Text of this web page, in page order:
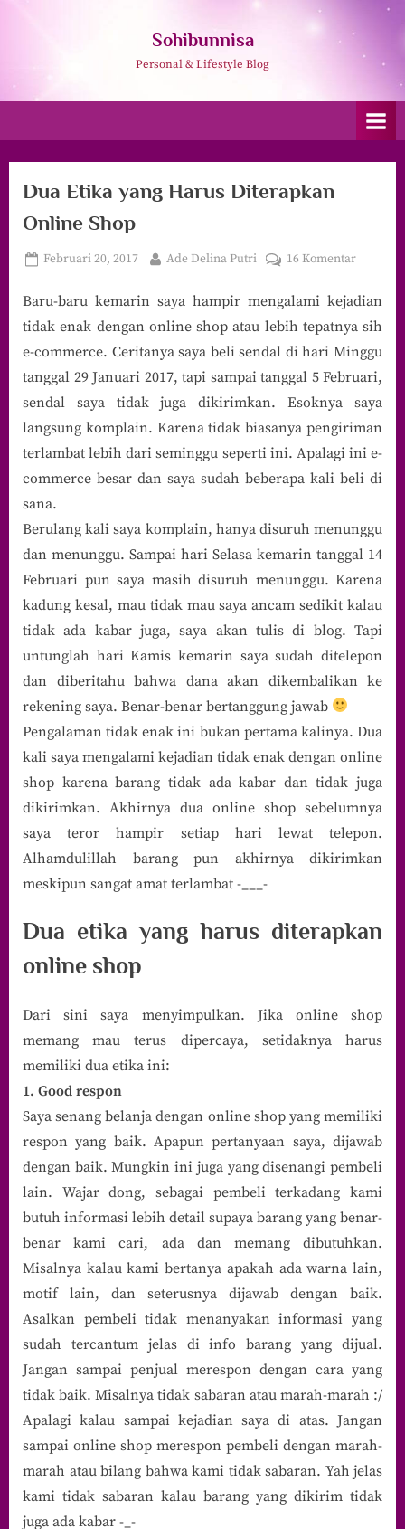
Sohibunnisa
Personal & Lifestyle Blog
Dua Etika yang Harus Diterapkan
Online Shop
Posted
Februari 20, 2017 By
Ade Delina Putri 16 Komentarpada
Etika
yang
Online
Shop
Baru-baru kemarin saya hampir mengalami kejadian
tidak enak dengan online shop atau lebih tepatnya sih
e-commerce. Ceritanya saya beli sendal di hari Minggu
tanggal 29 Januari 2017, tapi sampai tanggal 5 Februari,
sendal saya tidak juga dikirimkan. Esoknya saya
langsung komplain. Karena tidak biasanya pengiriman
terlambat lebih dari seminggu seperti ini. Apalagi ini e-
commerce besar dan saya sudah beberapa kali beli di
sana.
Berulang kali saya komplain, hanya disuruh menunggu
dan menunggu. Sampai hari Selasa kemarin tanggal 14
Februari pun saya masih disuruh menunggu. Karena
kadung kesal, mau tidak mau saya ancam sedikit kalau
tidak ada kabar juga, saya akan tulis di blog. Tapi
untunglah hari Kamis kemarin saya sudah ditelepon
dan diberitahu bahwa dana akan dikembalikan ke
rekening saya. Benar-benar bertanggung jawab
Pengalaman tidak enak ini bukan pertama kalinya. Dua
kali saya mengalami kejadian tidak enak dengan online
shop karena barang tidak ada kabar dan tidak juga
dikirimkan. Akhirnya dua online shop sebelumnya
saya teror hampir setiap hari lewat telepon.
Alhamdulillah barang pun akhirnya dikirimkan
meskipun sangat amat terlambat -___-
Dua etika yang harus diterapkan
online shop
Dari sini saya menyimpulkan. Jika online shop
memang mau terus dipercaya, setidaknya harus
memiliki dua etika ini:
1. Good respon
Saya senang belanja dengan online shop yang memiliki
respon yang baik. Apapun pertanyaan saya, dijawab
dengan baik. Mungkin ini juga yang disenangi pembeli
lain. Wajar dong, sebagai pembeli terkadang kami
butuh informasi lebih detail supaya barang yang benar-
benar kami cari, ada dan memang dibutuhkan.
Misalnya kalau kami bertanya apakah ada warna lain,
motif lain, dan seterusnya dijawab dengan baik.
Asalkan pembeli tidak menanyakan informasi yang
sudah tercantum jelas di info barang yang dijual.
Jangan sampai penjual merespon dengan cara yang
tidak baik. Misalnya tidak sabaran atau marah-marah :/
Apalagi kalau sampai kejadian saya di atas. Jangan
sampai online shop merespon pembeli dengan marah-
marah atau bilang bahwa kami tidak sabaran. Yah jelas
kami tidak sabaran kalau barang yang dikirim tidak
juga ada kabar -_-